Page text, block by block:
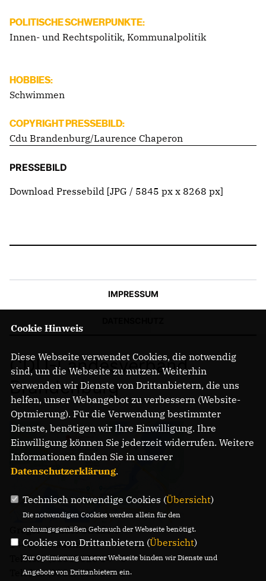
POLITISCHE SCHWERPUNKTE:
Innen- und Rechtspolitik, Kommunalpolitik
HOBBIES:
Schwimmen
COPYRIGHT PRESSEBILD:
Cdu Brandenburg/Laurence Chaperon
PRESSEBILD
Download Pressebild [JPG / 5845 px x 8268 px]
IMPRESSUM
CDU-Landesverband
Brandenburg
Gregor-Mendel-Straße 3
14469 Potsdam
Telefon: (0331) 620 14 - 0
Telefax: (0331) 620 14 - 14
Cookie Hinweis
Diese Webseite verwendet Cookies, die notwendig
sind, um die Webseite zu nutzen. Weiterhin
verwenden wir Dienste von Drittanbietern, die uns
helfen, unser Webangebot zu verbessern (Website-
Optmierung). Für die Verwendung bestimmter
Dienste, benötigen wir Ihre Einwilligung. Ihre
Einwilligung können Sie jederzeit widerrufen. Weitere
Informationen finden Sie in unserer
Datenschutzerklärung.
Technisch notwendige Cookies (Übersicht)
Die notwendigen Cookies werden allein für den
ordnungsgemäßen Gebrauch der Webseite benötigt.
Cookies von Drittanbietern (Übersicht)
Zur Optimierung unserer Webseite binden wir Dienste und
Angebote von Drittanbietern ein.